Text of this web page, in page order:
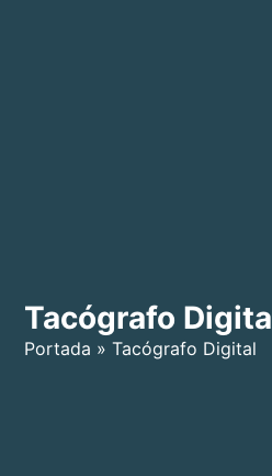
Tacógrafo
Portada »Tacógrafo Digital